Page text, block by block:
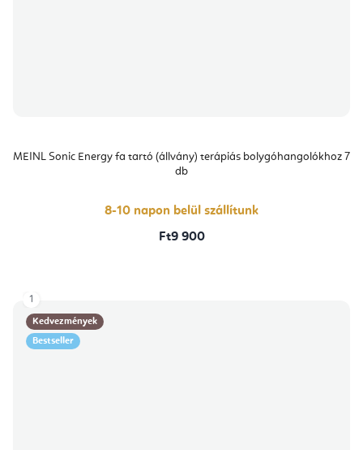
MEINL Sonic Energy fa tartó (állvány) terápiás bolygóhangolókhoz 7
db
8-10 napon belül szállítunk
Ft9 900
Kedvezmények
Bestseller
1